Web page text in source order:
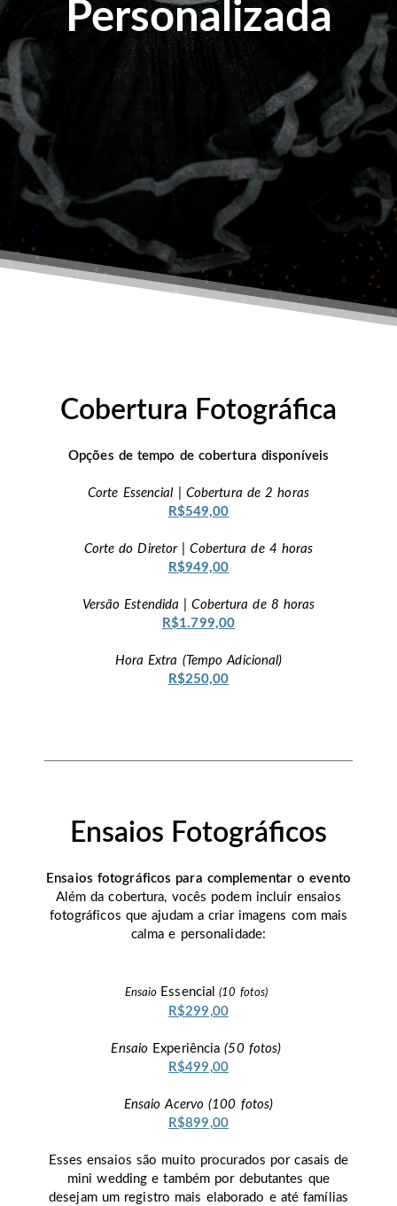
Personalizada
Cobertura Fotográfica
Opções de tempo de cobertura disponíveis
Corte Essencial | Cobertura de 2 horas
R$549,00
Corte do Diretor | Cobertura de 4 horas
R$949,00
Versão Estendida | Cobertura de 8 horas
R$1.799,00
Hora Extra (Tempo Adicional)
R$250,00
Ensaios Fotográficos
Ensaios fotográficos para complementar o evento
Além da cobertura, vocês podem incluir ensaios
fotográficos que ajudam a criar imagens com mais
calma e personalidade:
Ensaio Essencial (10 fotos)
R$299,00
Ensaio Experiência (50 fotos)
R$499,00
EnsaioAcervo (100 fotos)
R$899,00
Esses ensaios são muito procurados por casais de
mini wedding e também por debutantes que
desejam um registro mais elaborado e até famílias